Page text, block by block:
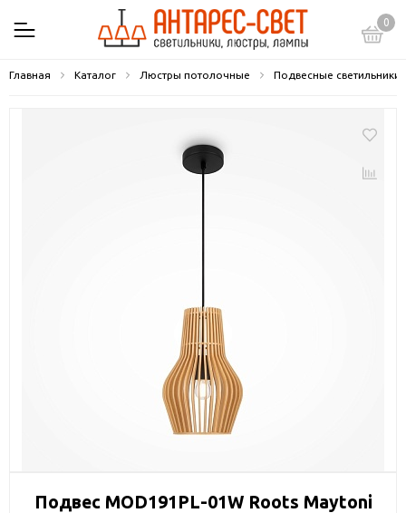
0
Главная Каталог Люстры потолочные Подвесные светильники
Подвес MOD191PL-01W Roots Maytoni